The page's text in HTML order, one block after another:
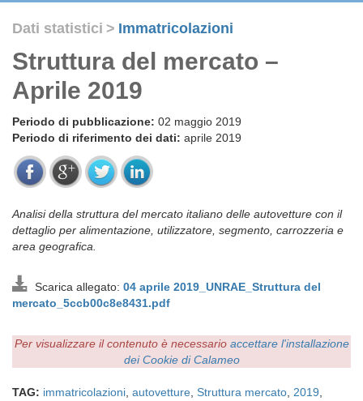
Dati statistici > Immatricolazioni
Struttura del mercato –
Aprile 2019
Periodo di pubblicazione: 02 maggio 2019
Periodo di riferimento dei dati: aprile 2019
Analisi della struttura del mercato italiano delle autovetture con il
dettaglio per alimentazione, utilizzatore, segmento, carrozzeria e
area geografica.
Scarica allegato: 04 aprile 2019_UNRAE_Struttura del
mercato_5ccb00c8e8431.pdf
Per visualizzare il contenuto è necessario accettare l'installazione
dei Cookie di Calameo
TAG: immatricolazioni autovetture Struttura mercato 2019